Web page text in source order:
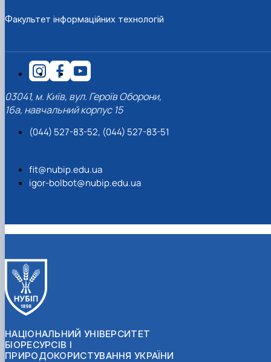
Факультет інформаційних технологій
03041, м. Київ, вул. Героїв Оборони,
16а, навчальний корпус 15
(044) 527-83-52, (044) 527-83-51
fit@nubip.edu.ua
igor-bolbot@nubip.edu.ua
НАЦІОНАЛЬНИЙ УНІВЕРСИТЕТ
БІОРЕСУРСІВ І
ПРИРОДОКОРИСТУВАННЯ УКРАЇНИ